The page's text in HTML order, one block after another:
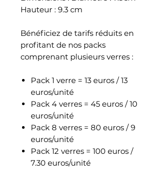
Hauteur : 9.3 cm
Bénéficiez de tarifs réduits en
profitant de nos packs
comprenant plusieurs verres :
Pack 1 verre = 13 euros / 13
euros/unité
Pack 4 verres = 45 euros / 10
euros/unité
Pack 8 verres = 80 euros / 9
euros/unité
Pack 12 verres = 100 euros /
7.30 euros/unité